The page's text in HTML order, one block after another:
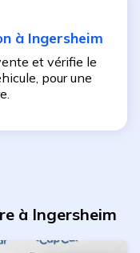
à Ingersheim
et vérifie le
pour une
à Ingersheim